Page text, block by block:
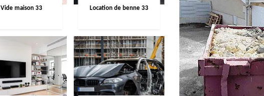
Vide maison 33 Location de benne 33